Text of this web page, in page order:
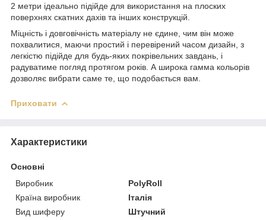
2 метри ідеально підійде для використання на плоских
поверхнях скатних дахів та інших конструкцій.
Міцність і довговічність матеріалу не єдине, чим він може
похвалитися, маючи простий і перевірений часом дизайн, з
легкістю підійде для будь-яких покрівельних завдань, і
радуватиме погляд протягом років. А широка гамма кольорів
дозволяє вибрати саме те, що подобається вам.
Приховати
Характеристики
Основні
Виробник
PolyRoll
Країна виробник
Італія
Вид шиферу
Штучний